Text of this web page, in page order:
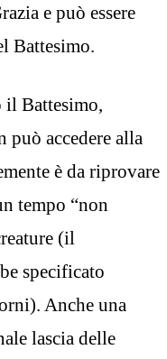
e può essere
Battesimo.
il Battesimo,
può accedere alla
è da riprovare
tempo “non
(il
specificato
Anche una
lascia delle